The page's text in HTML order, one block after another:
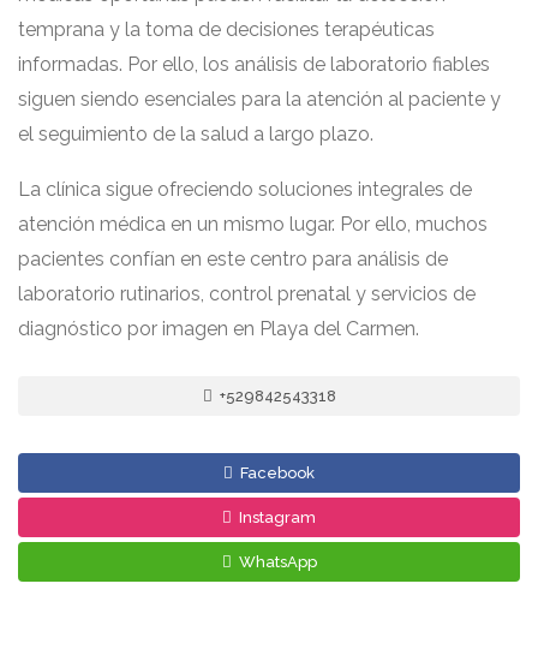
temprana y la toma de decisiones terapéuticas
informadas. Por ello, los análisis de laboratorio fiables
siguen siendo esenciales para la atención al paciente y
el seguimiento de la salud a largo plazo.
La clínica sigue ofreciendo soluciones integrales de
atención médica en un mismo lugar. Por ello, muchos
pacientes confían en este centro para análisis de
laboratorio rutinarios, control prenatal y servicios de
diagnóstico por imagen en Playa del Carmen.
+529842543318
Facebook
Instagram
WhatsApp